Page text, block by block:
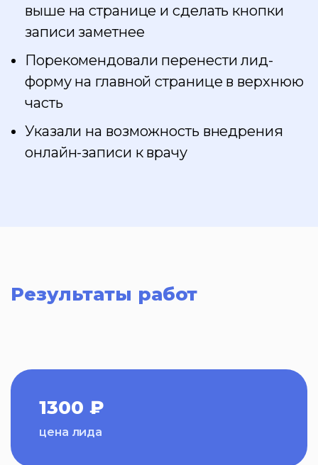
выше на странице и сделать кнопки
записи заметнее
Порекомендовали перенести лид-
форму на главной странице в верхнюю
часть
Указали на возможность внедрения
онлайн-записи к врачу
Результаты работ
1300 ₽
цена лида